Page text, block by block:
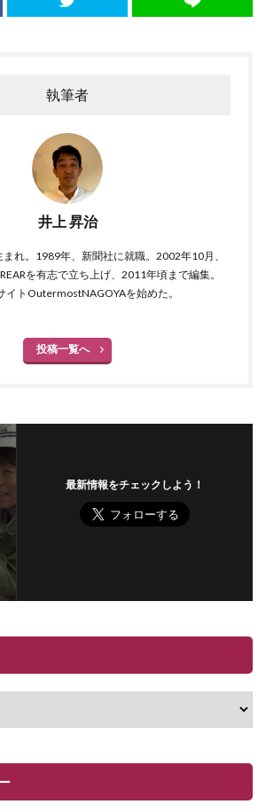
執筆者
井上 昇治
れ。1989年、新聞社に就職。2002年10月、
を有志で立ち上げ、2011年頃まで編集。
イトOutermostNAGOYAを始めた。
投稿一覧へ
最新情報をチェックしよう！